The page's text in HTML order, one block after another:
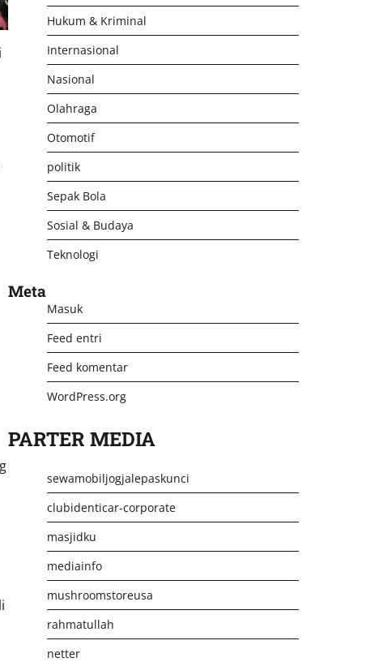
Hukum & Kriminal
Internasional
Nasional
Olahraga
Otomotif
politik
Sepak Bola
Sosial & Budaya
Teknologi
Meta
Masuk
Feed entri
Feed komentar
WordPress.org
PARTER MEDIA
sewamobiljogjalepaskunci
clubidenticar-corporate
masjidku
mediainfo
mushroomstoreusa
rahmatullah
netter